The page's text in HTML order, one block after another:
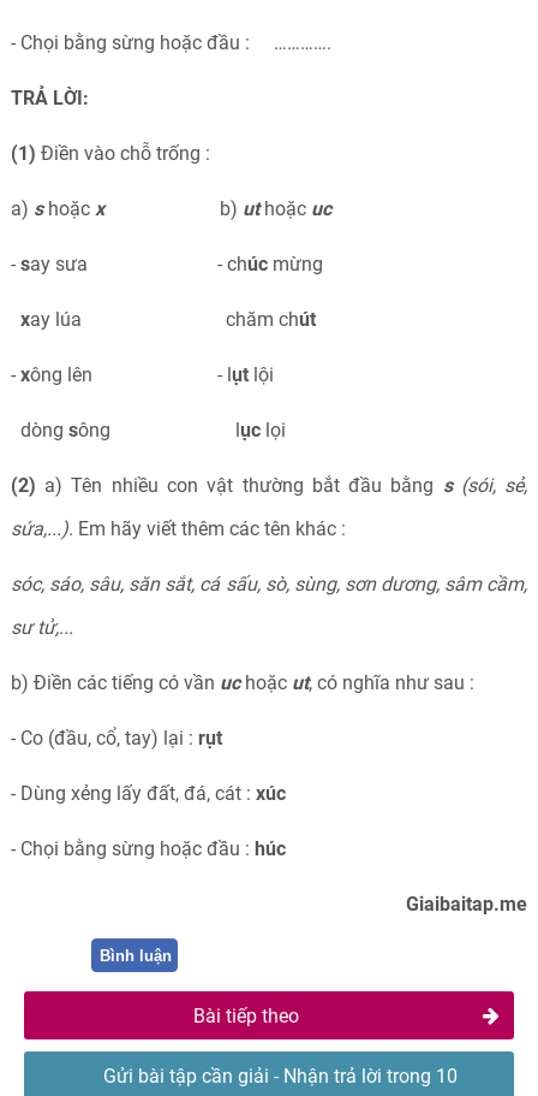
- Chọi bằng sừng hoặc đầu : ………….
TRẢ LỜI:
(1) Điền vào chỗ trống :
a) shoặc x b) uthoặc uc
- say sưa - chúcmừng
xay lúa chăm chút
- xông lên - lụtlội
dòng sông lụclọi
(2) a) Tên nhiều con vật thường bắt đầu bằng s (sói, sẻ,
sứa,...). Em hãy viết thêm các tên khác :
sóc, sáo, sâu, săn sắt, cá sấu, sò, sùng, sơn dương, sâm cầm,
sư tử,...
b) Điền các tiếng có vần uchoặc ut, có nghĩa như sau :
- Co (đầu, cổ, tay) lại : rụt
- Dùng xẻng lấy đất, đá, cát : xúc
- Chọi bằng sừng hoặc đầu : húc
Giaibaitap.me
Bình luận
Bài tiếp theo
Gửi bài tập cần giải - Nhận trả lời trong 10